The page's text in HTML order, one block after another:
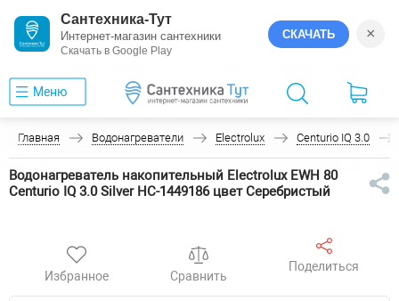
Сантехника-Тут
Интернет-магазин сантехники
Скачать в Google Play
СКАЧАТЬ ×
Меню
Главная Водонагреватели Electrolux Centurio IQ 3.0
Водонагреватель накопительный Electrolux EWH 80
Centurio IQ 3.0 Silver НС-1449186 цвет Серебристый
Избранное Сравнить
Поделиться